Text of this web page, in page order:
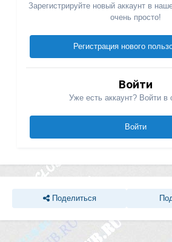
Зарегистрируйте новый аккаунт в
очень просто!
Регистрация нового
Войти
Уже есть аккаунт? Войти в
Войти
Поделиться